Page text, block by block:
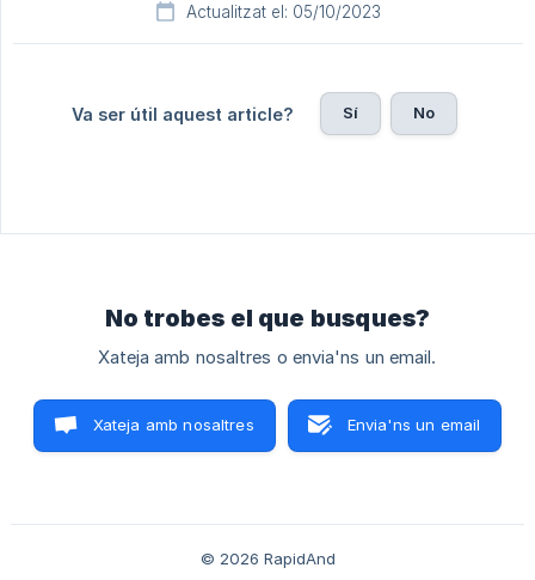
Actualitzat el: 05/10/2023
Va ser útil aquest article? Sí No
No trobes el que busques?
Xateja amb nosaltres o envia'ns un email.
Xateja amb nosaltres Envia'ns un email
© 2026 RapidAnd